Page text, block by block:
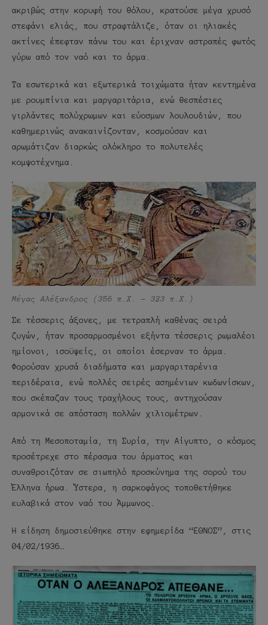
ακριβώς στην κορυφή του θόλου, κρατούσε μέγα χρυσό
στεφάνι ελιάς, που στραφτάλιζε, όταν οι ηλιακές
ακτίνες έπεφταν πάνω του και έριχναν αστραπές φωτός
γύρω από τον ναό και το άρμα.
Τα εσωτερικά και εξωτερικά τοιχώματα ήταν κεντημένα
με ρουμπίνια και μαργαριτάρια, ενώ θεσπέσιες
γιρλάντες πολύχρωμων και εύοσμων λουλουδιών, που
καθημερινώς ανακαινίζονταν, κοσμούσαν και
αρωμάτιζαν διαρκώς ολόκληρο το πολυτελές
κομψοτέχνημα.
Μέγας Αλέξανδρος (356 π.Χ. – 323 π.Χ.)
Σε τέσσερις άξονες, με τετραπλή καθένας σειρά
ζυγών, ήταν προσαρμοσμένοι εξήντα τέσσερις ρωμαλέοι
ημίονοι, ισοϋψείς, οι οποίοι έσερναν το άρμα.
Φορούσαν χρυσά διαδήματα και μαργαριταρένια
περιδέραια, ενώ πολλές σειρές ασημένιων κωδωνίσκων,
που σκέπαζαν τους τραχήλους τους, αντηχούσαν
αρμονικά σε απόσταση πολλών χιλιομέτρων.
Από τη Μεσοποταμία, τη Συρία, την Αίγυπτο, ο κόσμος
προσέτρεχε στο πέρασμα του άρματος και
συναθροιζόταν σε σιωπηλό προσκύνημα της σορού του
Έλληνα ήρωα. Ύστερα, η σαρκοφάγος τοποθετήθηκε
ευλαβικά στον ναό του Άμμωνος.
Η είδηση δημοσιεύθηκε στην εφημερίδα “ΕΘΝΟΣ”, στις
04/02/1936…